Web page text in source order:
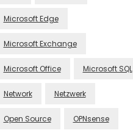
Microsoft Edge
Microsoft Exchange
Microsoft Office Microsoft SQL
Network Netzwerk
Open Source OPNsense